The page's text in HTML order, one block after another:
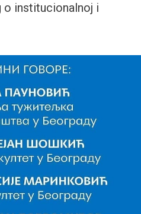
institucionalnoj i